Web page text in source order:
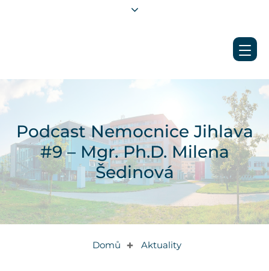
Podcast Nemocnice Jihlava
#9 – Mgr. Ph.D. Milena
Šedinová
Domů ✚ Aktuality